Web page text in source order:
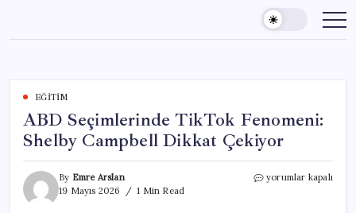
content
EĞITIM
ABD Seçimlerinde TikTok Fenomeni:
Shelby Campbell Dikkat Çekiyor
By Emre Arslan
19 Mayıs 2026
1 Min Read
ABD
yorumlar kapalı